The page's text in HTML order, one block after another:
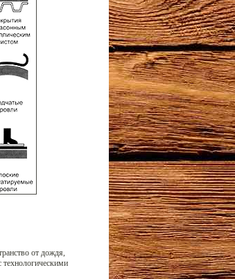
от дождя,
технологическими